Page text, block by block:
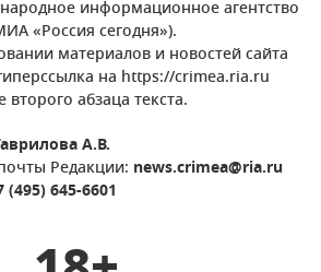
информационное агентство
«Россия сегодня»).
материалов и новостей сайта
на https://crimea.ria.ru
абзаца текста.
А.В.
Редакции: news.crimea@ria.ru
(495) 645-6601